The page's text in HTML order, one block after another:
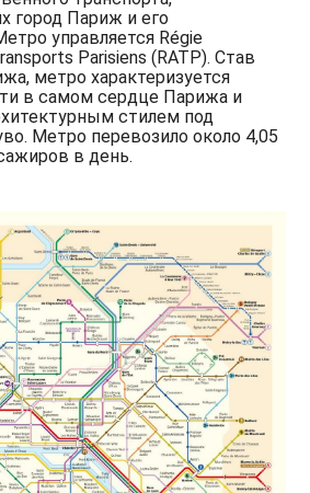
город Париж и его
управляется Régie
Parisiens (RATP). Став
метро характеризуется
в самом сердце Парижа и
стилем под
Метро перевозило около 4,05
в день.